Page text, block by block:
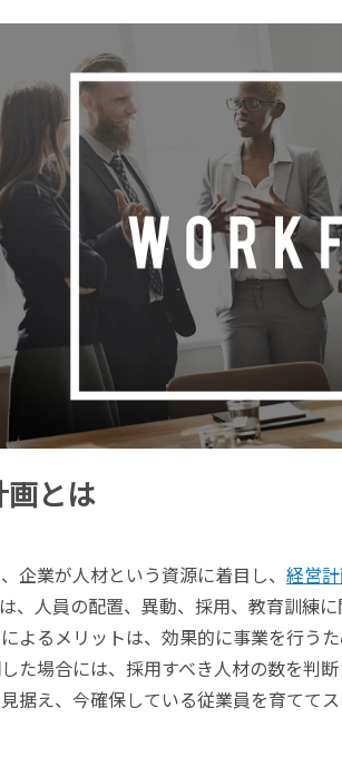
画とは
企業が人材という資源に着目し、 経営
、人員の配置、異動、採用、教育訓練に
よるメリットは、効果的に事業を行う
た場合には、採用すべき人材の数を判断
据え、今確保している従業員を育てて